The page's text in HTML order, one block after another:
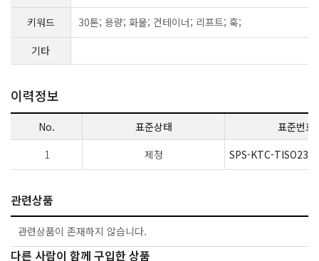
키워드
30톤; 용량; 화물; 컨테이너; 리프트; 훅;
기타
이력정보
No. 표준상태
표준번호
1
제정 SPS-KTC-
관련상품
관련상품이 존재하지 않습니다.
다른 사람이 함께 구입한 상품